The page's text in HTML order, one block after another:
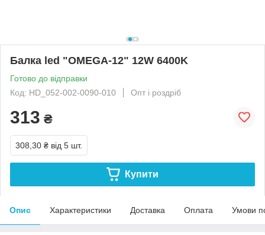
Балка led "OMEGA-12" 12W 6400K
Готово до відправки
Код: HD_052-002-0090-010
Опт і роздріб
313 ₴
308,30 ₴ від 5 шт.
Купити
Опис Характеристики Доставка Оплата Умови